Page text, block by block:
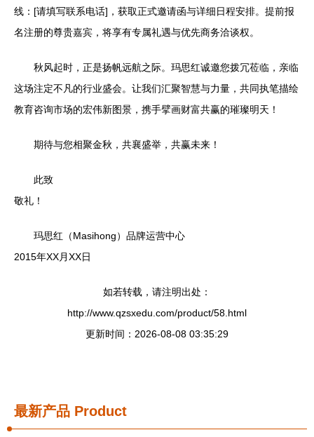
线：[请填写联系电话]，获取正式邀请函与详细日程安排。提前报
名注册的尊贵嘉宾，将享有专属礼遇与优先商务洽谈权。
秋风起时，正是扬帆远航之际。玛思红诚邀您拨冗莅临，亲临
这场注定不凡的行业盛会。让我们汇聚智慧与力量，共同执笔描绘
教育咨询市场的宏伟新图景，携手擘画财富共赢的璀璨明天！
期待与您相聚金秋，共襄盛举，共赢未来！
此致
敬礼！
玛思红（Masihong）品牌运营中心
2015年XX月XX日
如若转载，请注明出处：
http://www.qzsxedu.com/product/58.html
更新时间：2026-08-08 03:35:29
最新产品 Product